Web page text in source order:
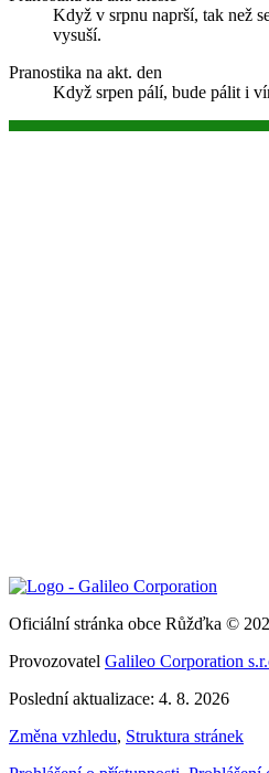
Když v srpnu naprší, tak než
vysuší.
Pranostika na akt. den
Když srpen pálí, bude pálit i
Oficiální stránka obce Růžďka ©
Provozovatel Galileo Corporation
Poslední aktualizace: 4. 8. 2026
Změna vzhledu, Struktura stránek